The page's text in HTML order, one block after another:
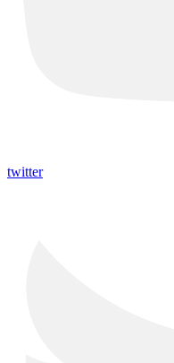
twitter